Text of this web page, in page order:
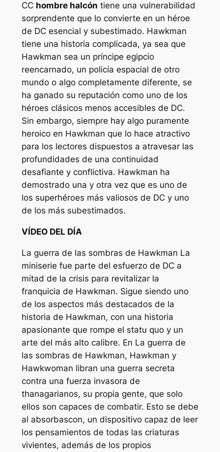
CC hombre halcón tiene una vulnerabilidad
sorprendente que lo convierte en un héroe
de DC esencial y subestimado. Hawkman
tiene una historia complicada, ya sea que
Hawkman sea un príncipe egipcio
reencarnado, un policía espacial de otro
mundo o algo completamente diferente, se
ha ganado su reputación como uno de los
héroes clásicos menos accesibles de DC.
Sin embargo, siempre hay algo puramente
heroico en Hawkman que lo hace atractivo
para los lectores dispuestos a atravesar las
profundidades de una continuidad
desafiante y conflictiva. Hawkman ha
demostrado una y otra vez que es uno de
los superhéroes más valiosos de DC y uno
de los más subestimados.
VÍDEO DEL DÍA
La guerra de las sombras de Hawkman La
miniserie fue parte del esfuerzo de DC a
mitad de la crisis para revitalizar la
franquicia de Hawkman. Sigue siendo uno
de los aspectos más destacados de la
historia de Hawkman, con una historia
apasionante que rompe el statu quo y un
arte del más alto calibre. En La guerra de
las sombras de Hawkman, Hawkman y
Hawkwoman libran una guerra secreta
contra una fuerza invasora de
thanagarianos, su propia gente, que solo
ellos son capaces de combatir. Esto se debe
al absorbascon, un dispositivo capaz de leer
los pensamientos de todas las criaturas
vivientes, además de los propios